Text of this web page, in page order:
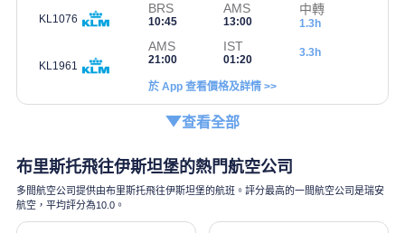
KL1076
BRS
10:45
AMS
13:00
中轉
1.3h
KL1961
AMS
21:00
IST
01:20
3.3h
於 App 查看價格及詳情 >>
查看全部
布里斯托飛往伊斯坦堡的熱門航空公司
多間航空公司提供由布里斯托飛往伊斯坦堡的航班。評分最高的一間航空公司是瑞安
航空，平均評分為10.0。